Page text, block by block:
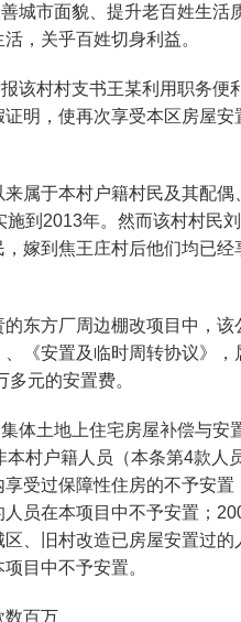
城市面貌、提升老百姓生活
，关乎百姓切身利益。
该村村支书王某利用职务便
明，使再次享受本区房屋安
属于本村户籍村民及其配偶
到2013年。然而该村村民
嫁到焦王庄村后他们均已经
东方厂周边棚改项目中，该
《安置及临时周转协议》，
元的安置费。
体土地上住宅房屋补偿与安
村户籍人员（本条第4款人
受过保障性住房的不予安置
员在本项目中不予安置；
、旧村改造已房屋安置过的
目中不予安置。
数百万